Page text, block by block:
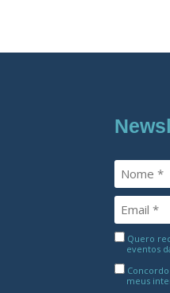
Quero
eventos
meus